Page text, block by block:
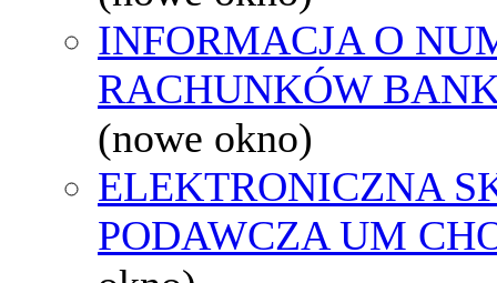
INFORMACJA O
RACHUNKÓW
(nowe okno)
ELEKTRONICZNA
PODAWCZA UM